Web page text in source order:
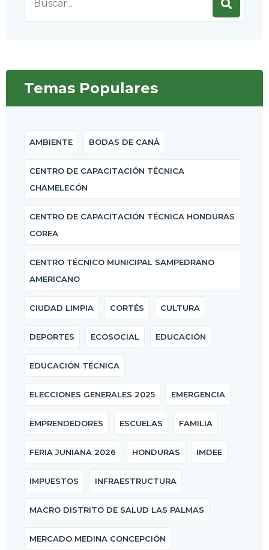
for:
Temas Populares
AMBIENTE BODAS DE CANÁ
CENTRO DE CAPACITACIÓN TÉCNICA
CHAMELECÓN
CENTRO DE CAPACITACIÓN TÉCNICA HONDURAS
COREA
CENTRO TÉCNICO MUNICIPAL SAMPEDRANO
AMERICANO
CIUDAD LIMPIA CORTÉS CULTURA
DEPORTES ECOSOCIAL EDUCACIÓN
EDUCACIÓN TÉCNICA
ELECCIONES GENERALES 2025 EMERGENCIA
EMPRENDEDORES ESCUELAS FAMILIA
FERIA JUNIANA 2026 HONDURAS IMDEE
IMPUESTOS INFRAESTRUCTURA
MACRO DISTRITO DE SALUD LAS PALMAS
MERCADO MEDINA CONCEPCIÓN